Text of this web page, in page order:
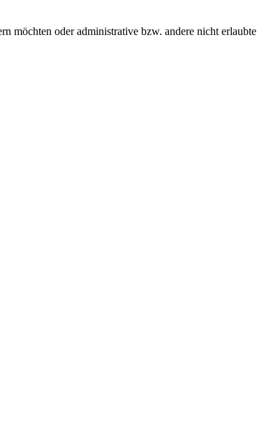
möchten oder administrative bzw. andere nicht erlaubte